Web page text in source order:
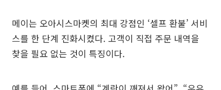
메이는 오아시스마켓의 최대 강점인 ‘셀프 환불’ 서비
스를 한 단계 진화시켰다. 고객이 직접 주문 내역을
찾을 필요 없는 것이 특징이다.